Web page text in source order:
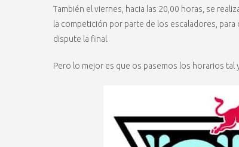
También el viernes, hacia las 20,00 horas, se
la competición por parte de los escaladores,
dispute la final.
Pero lo mejor es que os pasemos los horarios tal